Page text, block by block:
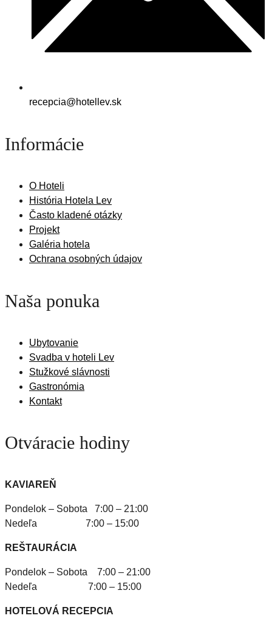
recepcia@hotellev.sk
Informácie
O Hoteli
História Hotela Lev
Často kladené otázky
Projekt
Galéria hotela
Ochrana osobných údajov
Naša ponuka
Ubytovanie
Svadba v hoteli Lev
Stužkové slávnosti
Gastronómia
Kontakt
Otváracie hodiny
KAVIAREŇ
Pondelok – Sobota 7:00 – 21:00
Nedeľa 7:00 – 15:00
REŠTAURÁCIA
Pondelok – Sobota 7:00 – 21:00
Nedeľa 7:00 – 15:00
HOTELOVÁ RECEPCIA